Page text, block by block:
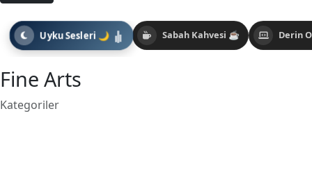
Sabah Kahvesi ☕ Derin
Uyku Sesleri 🌙
Fine Arts
Kategoriler